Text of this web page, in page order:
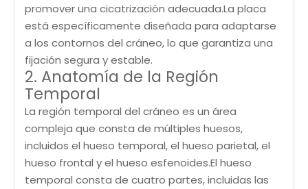
promover una cicatrización adecuada.La placa
está específicamente diseñada para adaptarse
a los contornos del cráneo, lo que garantiza una
fijación segura y estable.
2. Anatomía de la Región
Temporal
La región temporal del cráneo es un área
compleja que consta de múltiples huesos,
incluidos el hueso temporal, el hueso parietal, el
hueso frontal y el hueso esfenoides.El hueso
temporal consta de cuatro partes, incluidas las